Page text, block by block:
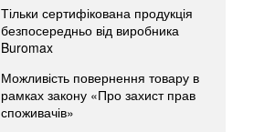
Тільки сертифікована продукція
безпосередньо від виробника
Buromax
Можливість повернення товару в
рамках закону «Про захист прав
споживачів»